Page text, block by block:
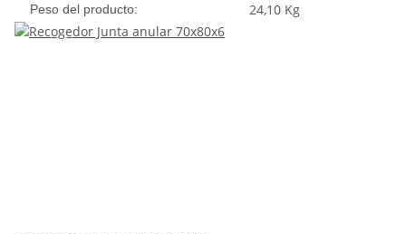
Peso del producto: 24,10 Kg